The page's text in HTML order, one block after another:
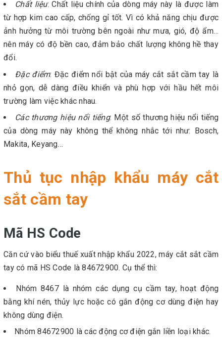
Chất liệu: Chất liệu chính của dòng máy này là được làm
từ hợp kim cao cấp, chống gỉ tốt. Vì có khả năng chịu được
ảnh hưởng từ môi trường bên ngoài như mưa, gió, độ ẩm…
nên máy có độ bền cao, đảm bảo chất lượng không hề thay
đổi.
Đặc điểm: Đặc điểm nổi bật của máy cắt sắt cầm tay là
nhỏ gọn, dễ dàng điều khiển và phù hợp với hầu hết môi
trường làm việc khác nhau.
Các thương hiệu nổi tiếng: Một số thương hiệu nổi tiếng
của dòng máy này không thể không nhắc tới như: Bosch,
Makita, Keyang…
Thủ tục nhập khẩu máy cắt
sắt cầm tay
Mã HS Code
Căn cứ vào biểu thuế xuất nhập khẩu 2022, máy cắt sắt cầm
tay có mã HS Code là 84672900. Cụ thể thì:
Nhóm 8467 là nhóm các dụng cụ cầm tay, hoạt động
bằng khí nén, thủy lực hoặc có gắn động cơ dùng điện hay
không dùng điện.
Nhóm 84672900 là các động cơ điện gắn liền loại khác.